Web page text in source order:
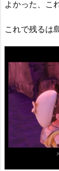
よかった、こ
これで残るは